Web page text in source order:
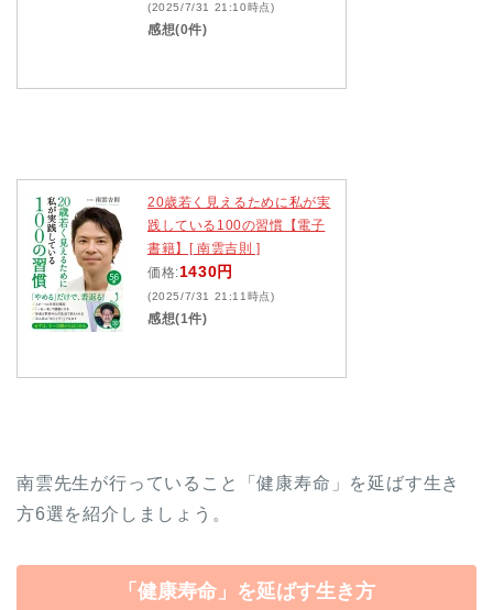
(2025/7/31 21:10時点)
感想(0件)
20歳若く見えるために私が実
践している100の習慣【電子
書籍】[ 南雲吉則 ]
価格:1430円
(2025/7/31 21:11時点)
感想(1件)
南雲先生が行っていること「健康寿命」を延ばす生き
方6選を紹介しましょう。
「健康寿命」を延ばす生き方